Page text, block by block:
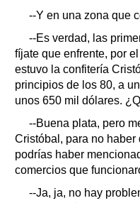
--Y en una zona que
--Es verdad, las
fíjate que enfrente, por
estuvo la confitería
principios de los 80, a
unos 650 mil dólares.
--Buena plata, pero
Cristóbal, para no
podrías haber
comercios que
--Ja, ja, no hay